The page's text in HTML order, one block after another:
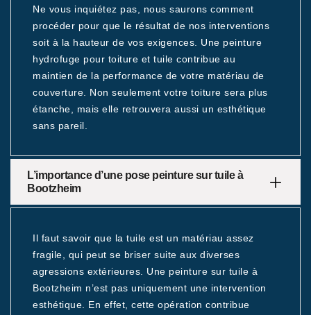
Ne vous inquiétez pas, nous saurons comment
procéder pour que le résultat de nos interventions
soit à la hauteur de vos exigences. Une peinture
hydrofuge pour toiture et tuile contribue au
maintien de la performance de votre matériau de
couverture. Non seulement votre toiture sera plus
étanche, mais elle retrouvera aussi un esthétique
sans pareil.
L’importance d’une pose peinture sur tuile à
Bootzheim
Il faut savoir que la tuile est un matériau assez
fragile, qui peut se briser suite aux diverses
agressions extérieures. Une peinture sur tuile à
Bootzheim n’est pas uniquement une intervention
esthétique. En effet, cette opération contribue